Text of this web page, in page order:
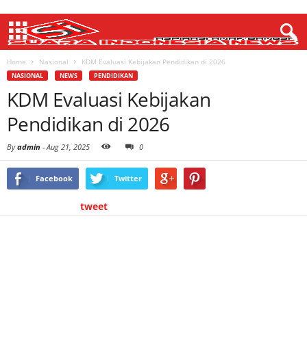
Home Nasional KDM Evaluasi Kebijakan Pendidikan di 2026
NASIONAL NEWS PENDIDIKAN
KDM Evaluasi Kebijakan
Pendidikan di 2026
Byadmin - Aug 21, 2025 0
Facebook Twitter
tweet